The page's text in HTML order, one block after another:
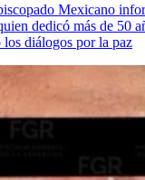
Mexicano
dedicó más de 50
diálogos por la paz